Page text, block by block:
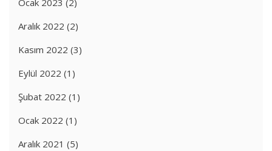
Ocak 2023 (2)
Aralık 2022 (2)
Kasım 2022 (3)
Eylül 2022 (1)
Şubat 2022 (1)
Ocak 2022 (1)
Aralık 2021 (5)